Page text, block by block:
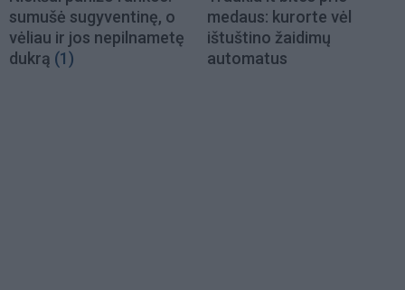
sumušė sugyventinę, o
vėliau ir jos nepilnametę
dukrą (1)
medaus: kurorte vėl
ištuštino žaidimų
automatus